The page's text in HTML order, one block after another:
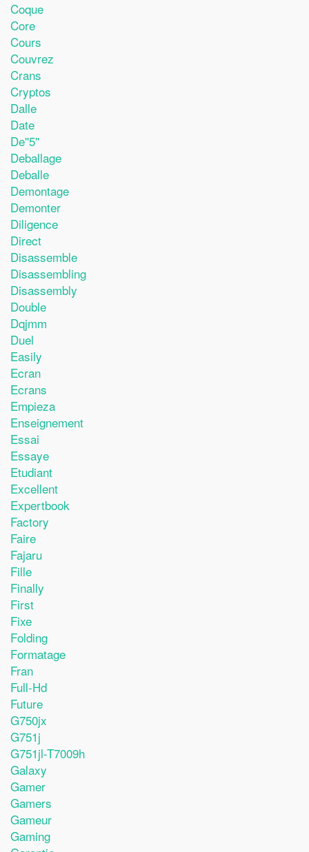
Coque
Core
Cours
Couvrez
Crans
Cryptos
Dalle
Date
De''5''
Deballage
Deballe
Demontage
Demonter
Diligence
Direct
Disassemble
Disassembling
Disassembly
Double
Dqjmm
Duel
Easily
Ecran
Ecrans
Empieza
Enseignement
Essai
Essaye
Etudiant
Excellent
Expertbook
Factory
Faire
Fajaru
Fille
Finally
First
Fixe
Folding
Formatage
Fran
Full-Hd
Future
G750jx
G751j
G751jl-T7009h
Galaxy
Gamer
Gamers
Gameur
Gaming